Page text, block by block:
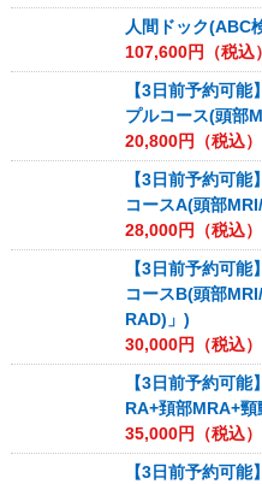
人間ドック(ABC
107,600円（税込）
【3日前予約可
プルコース(頭部
20,800円（税込）
【3日前予約可
コースA(頭部
28,000円（税込）
【3日前予約可
コースB(頭部
RAD)」)
30,000円（税込）
【3日前予約可
RA+頚部MRA+頸
35,000円（税込）
【3日前予約可